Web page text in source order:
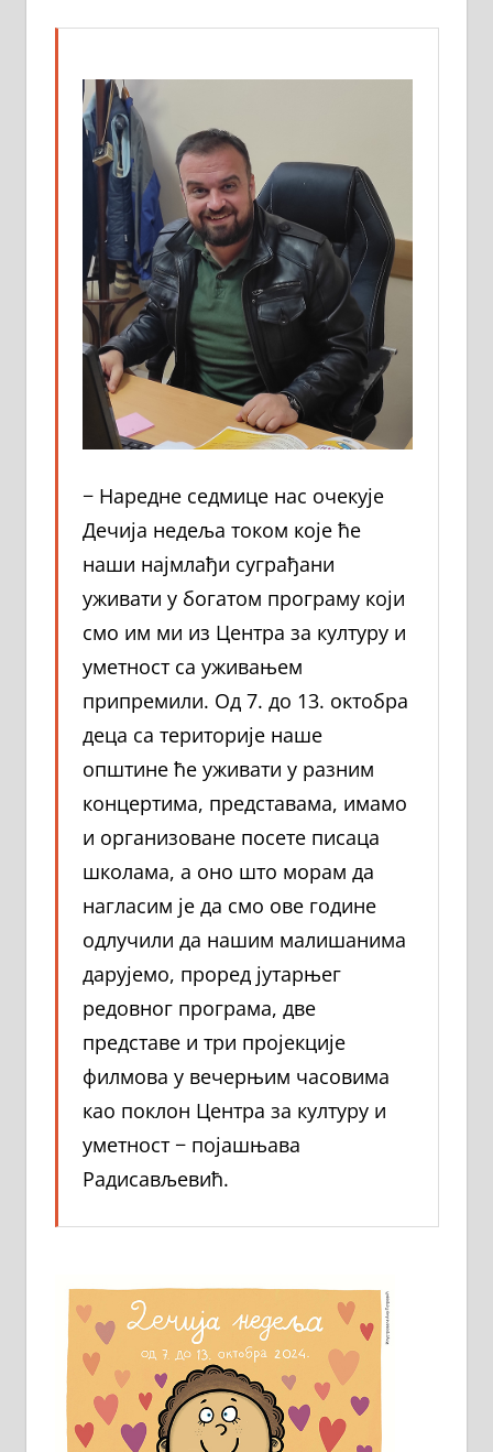
− Наредне седмице нас очекује
Дечија недеља током које ће
наши најмлађи суграђани
уживати у богатом програму који
смо им ми из Центра за културу и
уметност са уживањем
припремили. Од 7. до 13. октобра
деца са територије наше
општине ће уживати у разним
концертима, представама, имамо
и организоване посете писаца
школама, а оно што морам да
нагласим је да смо ове године
одлучили да нашим малишанима
дарујемо, проред јутарњег
редовног програма, две
представе и три пројекције
филмова у вечерњим часовима
као поклон Центра за културу и
уметност − појашњава
Радисављевић.